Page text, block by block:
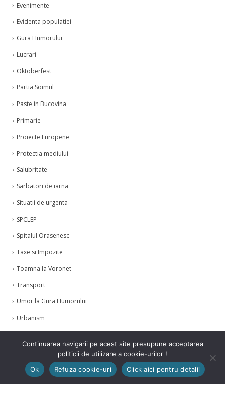
Evenimente
Evidenta populatiei
Gura Humorului
Lucrari
Oktoberfest
Partia Soimul
Paste in Bucovina
Primarie
Proiecte Europene
Protectia mediului
Salubritate
Sarbatori de iarna
Situatii de urgenta
SPCLEP
Spitalul Orasenesc
Taxe si Impozite
Toamna la Voronet
Transport
Umor la Gura Humorului
Urbanism
Continuarea navigarii pe acest site presupune acceptarea
politicii de utilizare a cookie-urilor !
Ok
Refuza cookie-uri Click aici pentru detalii